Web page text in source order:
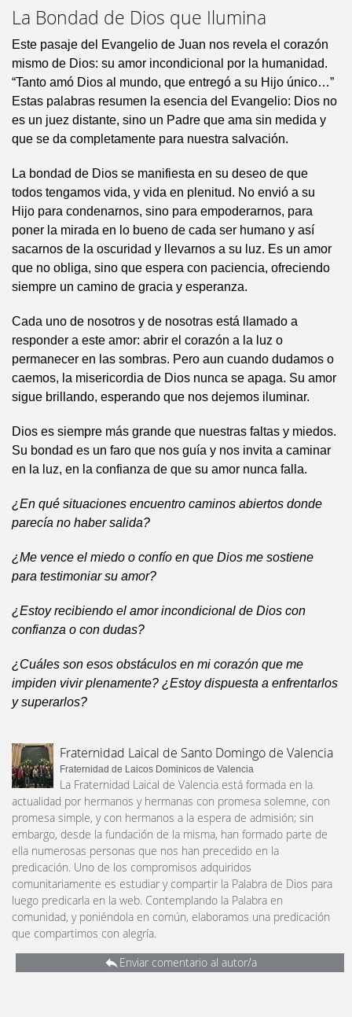
La Bondad de Dios que Ilumina
Este pasaje del Evangelio de Juan nos revela el corazón
mismo de Dios: su amor incondicional por la humanidad.
“Tanto amó Dios al mundo, que entregó a su Hijo único…”
Estas palabras resumen la esencia del Evangelio: Dios no
es un juez distante, sino un Padre que ama sin medida y
que se da completamente para nuestra salvación.
La bondad de Dios se manifiesta en su deseo de que
todos tengamos vida, y vida en plenitud. No envió a su
Hijo para condenarnos, sino para empoderarnos, para
poner la mirada en lo bueno de cada ser humano y así
sacarnos de la oscuridad y llevarnos a su luz. Es un amor
que no obliga, sino que espera con paciencia, ofreciendo
siempre un camino de gracia y esperanza.
Cada uno de nosotros y de nosotras está llamado a
responder a este amor: abrir el corazón a la luz o
permanecer en las sombras. Pero aun cuando dudamos o
caemos, la misericordia de Dios nunca se apaga. Su amor
sigue brillando, esperando que nos dejemos iluminar.
Dios es siempre más grande que nuestras faltas y miedos.
Su bondad es un faro que nos guía y nos invita a caminar
en la luz, en la confianza de que su amor nunca falla.
¿En qué situaciones encuentro caminos abiertos donde
parecía no haber salida?
¿Me vence el miedo o confío en que Dios me sostiene
para testimoniar su amor?
¿Estoy recibiendo el amor incondicional de Dios con
confianza o con dudas?
¿Cuáles son esos obstáculos en mi corazón que me
impiden vivir plenamente? ¿Estoy dispuesta a enfrentarlos
y superarlos?
Fraternidad Laical de Santo Domingo de Valencia
Fraternidad de Laicos Dominicos de Valencia
La Fraternidad Laical de Valencia está formada en la
actualidad por hermanos y hermanas con promesa solemne, con
promesa simple, y con hermanos a la espera de admisión; sin
embargo, desde la fundación de la misma, han formado parte de
ella numerosas personas que nos han precedido en la
predicación. Uno de los compromisos adquiridos
comunitariamente es estudiar y compartir la Palabra de Dios para
luego predicarla en la web. Contemplando la Palabra en
comunidad, y poniéndola en común, elaboramos una predicación
que compartimos con alegría.
Enviar comentario al autor/a